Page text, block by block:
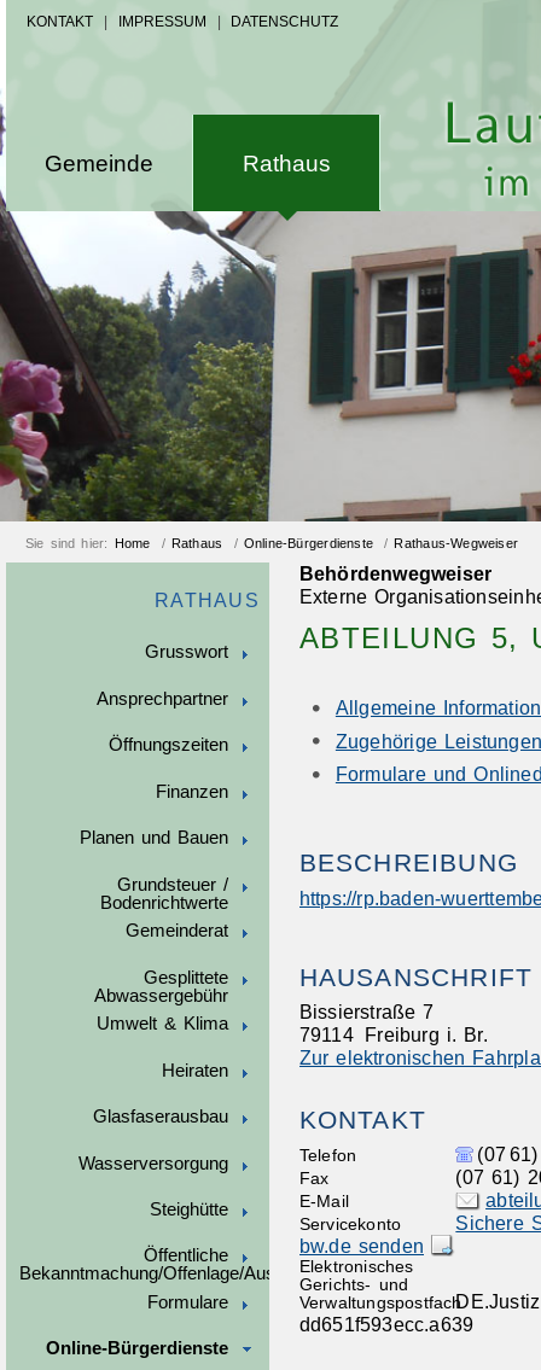
KONTAKT IMPRESSUM DATENSCHUTZ
Gemeinde Rathaus
Sie sind hier: Home / Rathaus / Online-Bürgerdienste / Rathaus-Wegweiser
RATHAUS
Grusswort
Ansprechpartner
Öffnungszeiten
Finanzen
Planen und Bauen
Grundsteuer /
Bodenrichtwerte
Gemeinderat
Gesplittete
Abwassergebühr
Umwelt & Klima
Heiraten
Glasfaserausbau
Wasserversorgung
Steighütte
Öffentliche
Bekanntmachung/Offenlage/Ausschreibungen
Formulare
Online-Bürgerdienste
Behördenwegweiser
Externe
ABTEILUNG 5,
Allgemeine
Zugehörige
Formulare und
BESCHREIBUNG
https://rp.baden-
HAUSANSCHRIFT
Bissierstraße 7
79114
Freiburg i. Br.
Zur elektronischen
KONTAKT
Telefon (07
Fax (07 61)
E-Mail
Servicekonto
Sichere
bw.de senden
Elektronisches
Gerichts- und
Verwaltungspostfach
dd651f593ecc.a639